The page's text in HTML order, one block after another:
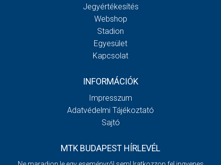
Jegyértékesítés
Webshop
Stadion
Egyesület
Kapcsolat
INFORMÁCIÓK
Impresszum
Adatvédelmi Tájékoztató
Sajtó
MTK BUDAPEST HÍRLEVÉL